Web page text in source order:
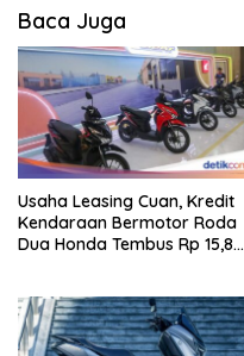
Baca Juga
Usaha Leasing Cuan, Kredit
Kendaraan Bermotor Roda
Dua Honda Tembus Rp 15,8